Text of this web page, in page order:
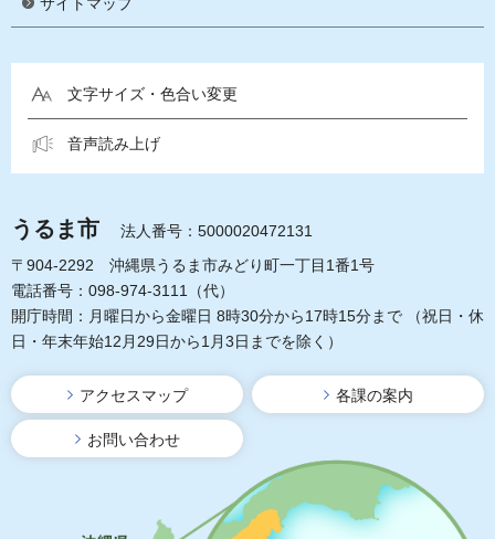
サイトマップ
文字サイズ・色合い変更
音声読み上げ
うるま市
法人番号：5000020472131
〒904-2292 沖縄県うるま市みどり町一丁目1番1号
電話番号：098-974-3111（代）
開庁時間：月曜日から金曜日 8時30分から17時15分まで
（祝日・休
日・年末年始12月29日から1月3日までを除く）
アクセスマップ 各課の案内
お問い合わせ